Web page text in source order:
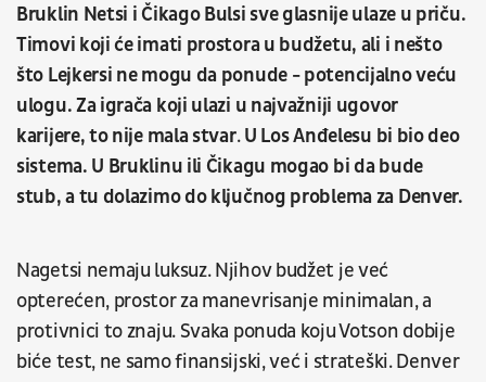
Bruklin Netsi i Čikago Bulsi sve glasnije ulaze u priču.
Timovi koji će imati prostora u budžetu, ali i nešto
što Lejkersi ne mogu da ponude - potencijalno veću
ulogu. Za igrača koji ulazi u najvažniji ugovor
karijere, to nije mala stvar.U Los Anđelesu bi bio deo
sistema. U Bruklinu ili Čikagu mogao bi da bude
stub, a tu dolazimo do ključnog problema za Denver.
Nagetsi nemaju luksuz. Njihov budžet je već
opterećen, prostor za manevrisanje minimalan, a
protivnici to znaju. Svaka ponuda koju Votson dobije
biće test, ne samo finansijski, već i strateški. Denver